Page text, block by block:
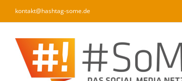
kontakt@hashtag-some.de